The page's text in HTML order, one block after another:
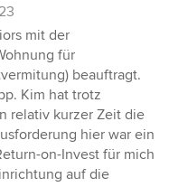
mit der
für
beauftragt.
Kim hat trotz
relativ kurzer Zeit die
hier war ein
on-Invest für mich
auf die